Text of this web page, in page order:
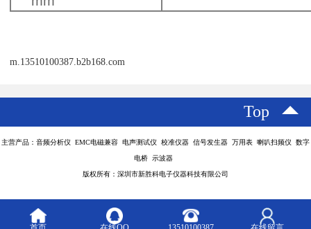
m.13510100387.b2b168.com
Top
主营产品：音频分析仪 EMC电磁兼容 电声测试仪 校准仪器 信号发生器 万用表 喇叭扫频仪 数字
电桥 示波器
版权所有：深圳市新胜科电子仪器科技有限公司